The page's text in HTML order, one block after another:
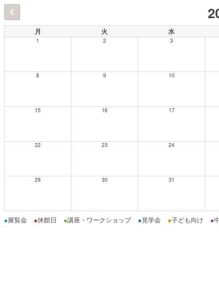
月 火 水
1 2 3
8 9 10
15 16 17
22 23 24
29 30 31
●展覧会 ●休館日 ●講座・ワークショップ ● 見学会 ●子ども向け ●